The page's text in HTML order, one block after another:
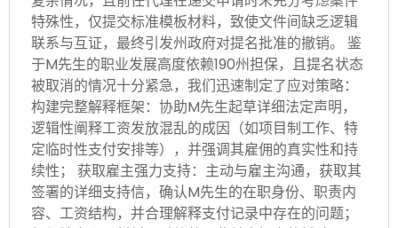
特殊性，仅提交标准模板材料，致使文件间缺乏逻辑
联系与互证，最终引发州政府对提名批准的撤销。 鉴
于M先生的职业发展高度依赖190州担保，且提名状态
被取消的情况十分紧急，我们迅速制定了应对策略：
构建完整解释框架：协助M先生起草详细法定声明，
逻辑性阐释工资发放混乱的成因（如项目制工作、特
定临时性支付安排等），并强调其雇佣的真实性和持
续性； 获取雇主强力支持：主动与雇主沟通，获取其
签署的详细支持信，确认M先生的在职身份、职责内
容、工资结构，并合理解释支付记录中存在的问题；